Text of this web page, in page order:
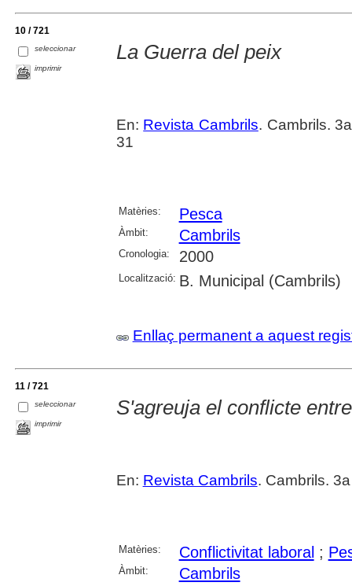
10 / 721
seleccionar
imprimir
La Guerra del peix
En: Revista Cambrils. Cambrils.
31
Matèries: Pesca
Àmbit: Cambrils
Cronologia: 2000
Localització: B. Municipal (Cambrils)
Enllaç permanent a aquest
11 / 721
seleccionar
imprimir
S'agreuja el conflicte
En: Revista Cambrils. Cambrils.
Matèries: Conflictivitat laboral ;
Àmbit: Cambrils